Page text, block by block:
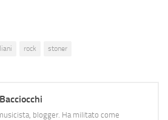
rock stoner
blogger. Ha militato come